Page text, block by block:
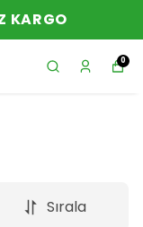
KARGO
0
Sırala